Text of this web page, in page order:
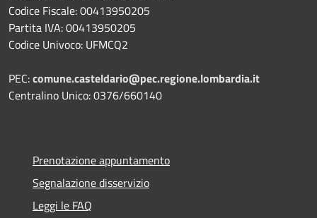
Codice Fiscale: 00413950205
Partita IVA: 00413950205
Codice Univoco: UFMCQ2
PEC:comune.casteldario@pec.regione.lombardia.it
Centralino Unico: 0376/660140
Prenotazione appuntamento
Segnalazione disservizio
Leggi le FAQ